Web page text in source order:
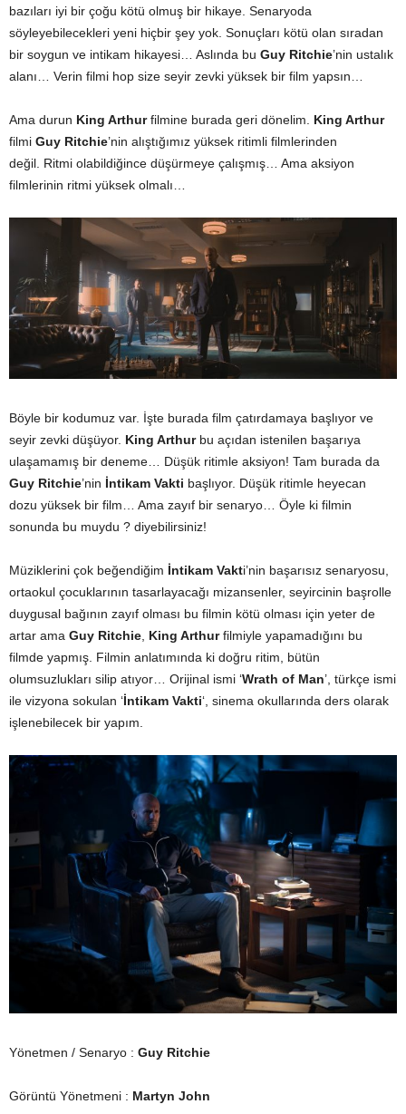
bazıları iyi bir çoğu kötü olmuş bir hikaye. Senaryoda
söyleyebilecekleri yeni hiçbir şey yok. Sonuçları kötü olan sıradan
bir soygun ve intikam hikayesi… Aslında bu Guy Ritchie’nin ustalık
alanı… Verin filmi hop size seyir zevki yüksek bir film yapsın…
Ama durun King Arthurfilmine burada geri dönelim. King Arthur
filmi Guy Ritchie’nin alıştığımız yüksek ritimli filmlerinden
değil. Ritmi olabildiğince düşürmeye çalışmış… Ama aksiyon
filmlerinin ritmi yüksek olmalı…
Böyle bir kodumuz var. İşte burada film çatırdamaya başlıyor ve
seyir zevki düşüyor. King Arthurbu açıdan istenilen başarıya
ulaşamamış bir deneme… Düşük ritimle aksiyon! Tam burada da
Guy Ritchie’nin İntikam Vakti başlıyor. Düşük ritimle heyecan
dozu yüksek bir film… Ama zayıf bir senaryo… Öyle ki filmin
sonunda bu muydu ? diyebilirsiniz!
Müziklerini çok beğendiğim İntikam Vakti’nin başarısız senaryosu,
ortaokul çocuklarının tasarlayacağı mizansenler, seyircinin başrolle
duygusal bağının zayıf olması bu filmin kötü olması için yeter de
artar ama Guy Ritchie King Arthurfilmiyle yapamadığını bu
filmde yapmış. Filmin anlatımında ki doğru ritim, bütün
olumsuzlukları silip atıyor… Orijinal ismi ‘Wrath of Man’, türkçe ismi
ile vizyona sokulan ‘İntikam Vakti‘, sinema okullarında ders olarak
işlenebilecek bir yapım.
Yönetmen / Senaryo : Guy Ritchie
Görüntü Yönetmeni : Martyn John